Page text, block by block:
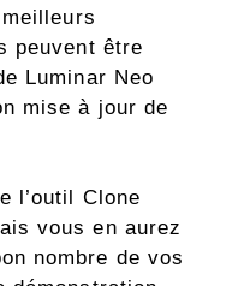
peuvent être
Luminar Neo
mise à jour de
l’outil Clone
vous en aurez
nombre de vos